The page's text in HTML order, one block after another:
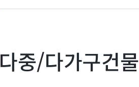
다중/다가구건물